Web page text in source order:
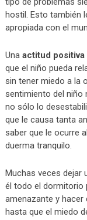
hostil. Esto también
apropiada con el
Una actitud
que el niño pueda
sin tener miedo a la
sentimiento del niño
no sólo lo
que le causa tanta
saber que le ocurre
duerma tranquilo.
Muchas veces dejar
él todo el dormitorio
amenazante y
hasta que el miedo